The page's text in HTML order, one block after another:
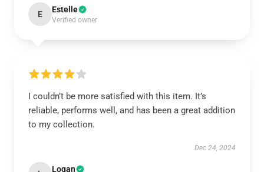
E Estelle
Verified owner
I couldn’t be more satisfied with this item. It’s
reliable, performs well, and has been a great addition
to my collection.
Dec 24, 2024
Logan